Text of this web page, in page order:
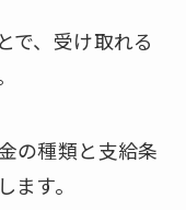
で、受け取れる
の種類と支給条
す。